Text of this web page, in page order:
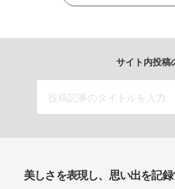
サイト内投稿
美しさを表現し、思い出を記